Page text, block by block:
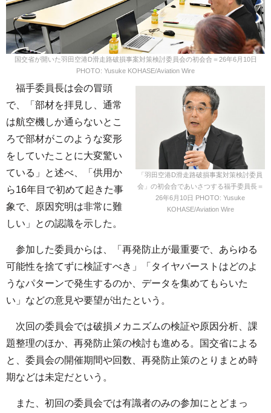
国交省が開いた羽田空港D滑走路破損事案対策検討委員会の初会合＝26年6月10日
PHOTO: Yusuke KOHASE/Aviation Wire
「羽田空港D滑走路破損事案対策検討委員
会」の初会合であいさつする福手委員長＝
26年6月10日 PHOTO: Yusuke
KOHASE/Aviation Wire
福手委員長は会の冒頭
で、「部材を拝見し、通常
は航空機しか通らないとこ
ろで部材がこのような変形
をしていたことに大変驚い
ている」と述べ、「供用か
ら16年目で初めて起きた事
象で、原因究明は非常に難
しい」との認識を示した。
参加した委員からは、「再発防止が最重要で、あらゆる
可能性を捨てずに検証すべき」「タイヤバーストはどのよ
うなパターンで発生するのか、データを集めてもらいた
い」などの意見や要望が出たという。
次回の委員会では破損メカニズムの検証や原因分析、課
題整理のほか、再発防止策の検討も進める。国交省による
と、委員会の開催期間や回数、再発防止策のとりまとめ時
期などは未定だという。
また、初回の委員会では有識者のみの参加にとどまっ